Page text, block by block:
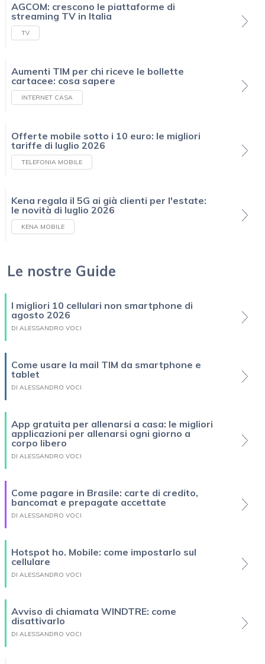
AGCOM: crescono le piattaforme di
streaming TV in Italia
TV
Aumenti TIM per chi riceve le bollette
cartacee: cosa sapere
INTERNET CASA
Offerte mobile sotto i 10 euro: le migliori
tariffe di luglio 2026
TELEFONIA MOBILE
Kena regala il 5G ai già clienti per l'estate:
le novità di luglio 2026
KENA MOBILE
Le nostre Guide
I migliori 10 cellulari non smartphone di
agosto 2026
DI ALESSANDRO VOCI
Come usare la mail TIM da smartphone e
tablet
DI ALESSANDRO VOCI
App gratuita per allenarsi a casa: le migliori
applicazioni per allenarsi ogni giorno a
corpo libero
DI ALESSANDRO VOCI
Come pagare in Brasile: carte di credito,
bancomat e prepagate accettate
DI ALESSANDRO VOCI
Hotspot ho. Mobile: come impostarlo sul
cellulare
DI ALESSANDRO VOCI
Avviso di chiamata WINDTRE: come
disattivarlo
DI ALESSANDRO VOCI